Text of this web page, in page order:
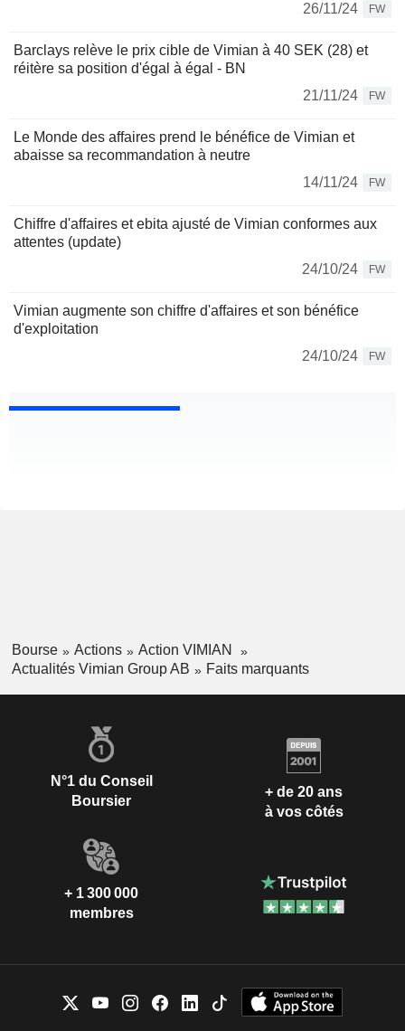
26/11/24
FW
Barclays relève le prix cible de Vimian à 40 SEK (28) et
réitère sa position d'égal à égal - BN
21/11/24
FW
Le Monde des affaires prend le bénéfice de Vimian et
abaisse sa recommandation à neutre
14/11/24
FW
Chiffre d'affaires et ebita ajusté de Vimian conformes aux
attentes (update)
24/10/24
FW
Vimian augmente son chiffre d'affaires et son bénéfice
d'exploitation
24/10/24
FW
Bourse Actions
Action VIMIAN
Actualités Vimian Group AB
Faits marquants
N°1 du Conseil
Boursier
+ de 20 ans
à vos côtés
+ 1 300 000
membres